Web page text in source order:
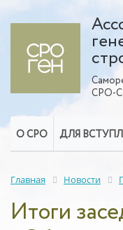
СРО-
О СРО ДЛЯ
Главная Новости
Итоги